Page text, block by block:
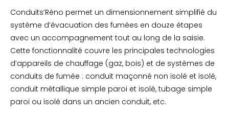
Conduits’Réno permet un dimensionnement simplifié du
système d’évacuation des fumées en douze étapes
avec un accompagnement tout au long de la saisie.
Cette fonctionnalité couvre les principales technologies
d’appareils de chauffage (gaz, bois) et de systèmes de
conduits de fumée : conduit maçonné non isolé et isolé,
conduit métallique simple paroi et isolé, tubage simple
paroi ou isolé dans un ancien conduit, etc.